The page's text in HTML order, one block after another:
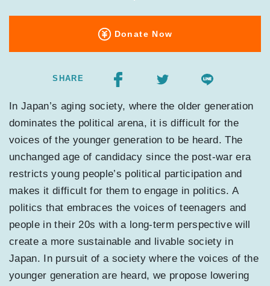
Donate Now
SHARE
In Japan’s aging society, where the older generation
dominates the political arena, it is difficult for the
voices of the younger generation to be heard. The
unchanged age of candidacy since the post-war era
restricts young people’s political participation and
makes it difficult for them to engage in politics. A
politics that embraces the voices of teenagers and
people in their 20s with a long-term perspective will
create a more sustainable and livable society in
Japan. In pursuit of a society where the voices of the
younger generation are heard, we propose lowering